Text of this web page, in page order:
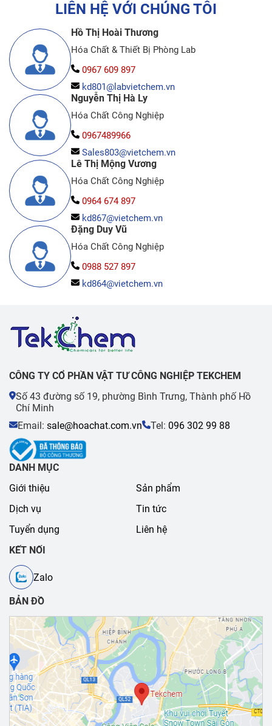
LIÊN HỆ VỚI CHÚNG TÔI
Hồ Thị Hoài Thương
Hóa Chất & Thiết Bị Phòng Lab
0967 609 897
kd801@labvietchem.vn
Nguyễn Thị Hà Ly
Hóa Chất Công Nghiệp
0967489966
Sales803@vietchem.vn
Lê Thị Mộng Vương
Hóa Chất Công Nghiệp
0964 674 897
kd867@vietchem.vn
Đặng Duy Vũ
Hóa Chất Công Nghiệp
0988 527 897
kd864@vietchem.vn
CÔNG TY CỔ PHẦN VẬT TƯ CÔNG NGHIỆP TEKCHEM
Số 43 đường số 19, phường Bình Trưng, Thành phố Hồ
Chí Minh
Email: sale@hoachat.com.vn Tel: 096 302 99 88
DANH MỤC
Giới thiệu
Sản phẩm
Dịch vụ
Tin tức
Tuyển dụng
Liên hệ
KẾT NỐI
Zalo
BẢN ĐỒ